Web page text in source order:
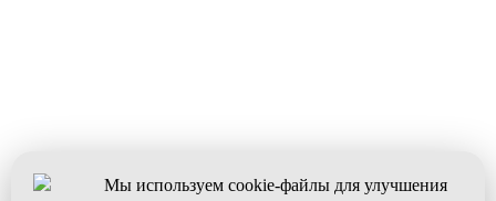
Мы используем cookie-файлы для улучшения